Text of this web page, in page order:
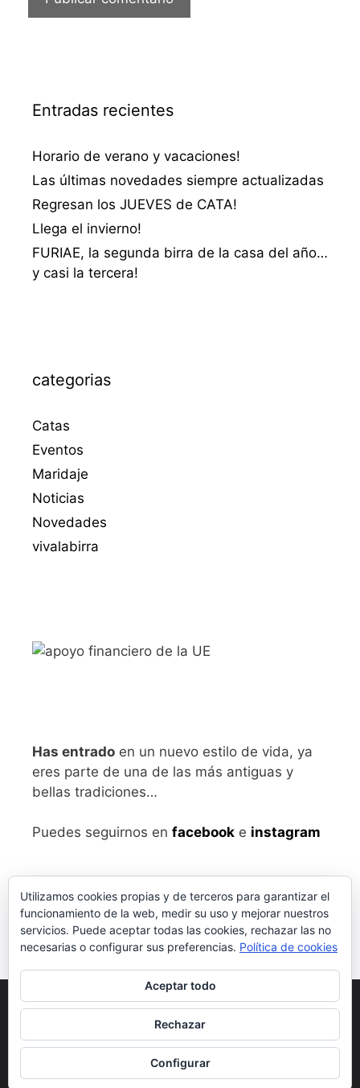
Entradas recientes
Horario de verano y vacaciones!
Las últimas novedades siempre actualizadas
Regresan los JUEVES de CATA!
Llega el invierno!
FURIAE, la segunda birra de la casa del año…
y casi la tercera!
categorias
Catas
Eventos
Maridaje
Noticias
Novedades
vivalabirra
Has entrado en un nuevo estilo de vida, ya
eres parte de una de las más antiguas y
bellas tradiciones…
Puedes seguirnos en facebook e instagram
Aviso legaly Política de Privacidad
Condiciones generales de compra
• Creado con
Utilizamos cookies propias y de terceros para garantizar el
funcionamiento de la web, medir su uso y mejorar nuestros
servicios. Puede aceptar todas las cookies, rechazar las no
necesarias o configurar sus preferencias. Política de cookies
Aceptar todo
Rechazar
Configurar